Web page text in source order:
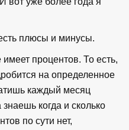
плюсы и минусы.
процентов. То есть,
на определенное
каждый месяц
когда и сколько
по сути нет,